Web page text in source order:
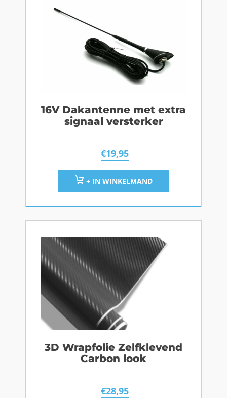
16V Dakantenne met extra
signaal versterker
€19,95
+ IN WINKELMAND
3D Wrapfolie Zelfklevend
Carbon look
€28,95